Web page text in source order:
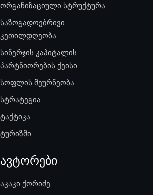
ორგანიზაციული სტრუქტურა
საზოგადოებრივი
კეთილდღეობა
სინერჯის კაპიტალის
პარტნიორების ქეისი
სოფლის მეურნეობა
სტრატეგია
ტაქტიკა
ტურიზმი
ავტორები
აკაკი ქორიძე